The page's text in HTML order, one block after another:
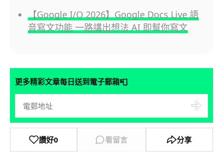
【Google I/O 2026】Google Docs Live 語
音寫文功能 一路講出想法 AI 即幫你寫文
更多精彩文章每日送到電子郵箱📮
讚好0 看留言 分享